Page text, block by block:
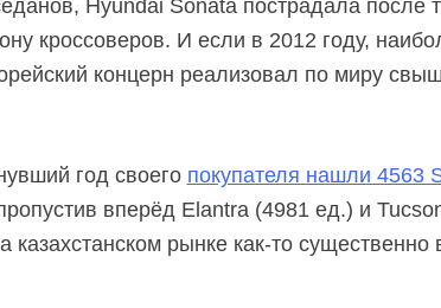
Hyundai Sonata пострадала после
кроссоверов. И если в 2012 году,
концерн реализовал по миру
год своего покупателя нашли 4563
вперёд Elantra (4981 ед.) и
казахстанском рынке как-тосущественно